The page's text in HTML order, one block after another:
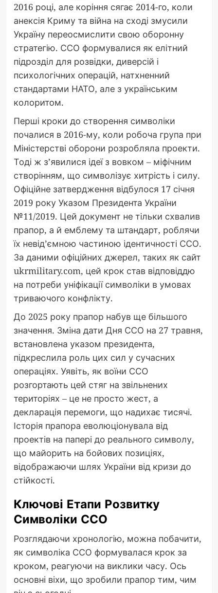
2016 році, але коріння сягає 2014-го, коли
анексія Криму та війна на сході змусили
Україну переосмислити свою оборонну
стратегію. ССО формувалися як елітний
підрозділ для розвідки, диверсій і
психологічних операцій, натхненний
стандартами НАТО, але з українським
колоритом.
Перші кроки до створення символіки
почалися в 2016-му, коли робоча група при
Міністерстві оборони розробляла проекти.
Тоді ж з’явилися ідеї з вовком – міфічним
створінням, що символізує хитрість і силу.
Офіційне затвердження відбулося 17 січня
2019 року Указом Президента України
№11/2019. Цей документ не тільки схвалив
прапор, а й емблему та штандарт, роблячи
їх невід’ємною частиною ідентичності ССО.
За даними офіційних джерел, таких як сайт
ukrmilitary.com, цей крок став відповіддю
на потреби уніфікації символіки в умовах
триваючого конфлікту.
До 2025 року прапор набув ще більшого
значення. Зміна дати Дня ССО на 27 травня,
встановлена указом президента,
підкреслила роль цих сил у сучасних
операціях. Уявіть, як воїни ССО
розгортають цей стяг на звільнених
територіях – це не просто жест, а
декларація перемоги, що надихає тисячі.
Історія прапора еволюціонувала від
проектів на папері до реального символу,
що майорить на бойових позиціях,
відображаючи шлях України від кризи до
стійкості.
Ключові Етапи Розвитку
Символіки ССО
Розглядаючи хронологію, можна побачити,
як символіка ССО формувалася крок за
кроком, реагуючи на виклики часу. Ось
основні віхи, що зробили прапор тим, чим